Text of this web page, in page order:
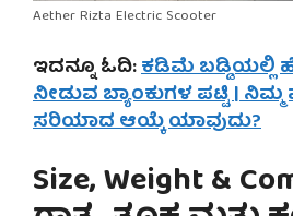
Aether Rizta Electric Scooter
ಇದನ್ನೂ ಓದಿ:ಕಡಿಮೆ
ನೀಡುವ ಬ್ಯಾಂಕುಗಳ ಪಟ್ಟಿ |
ಸರಿಯಾದ ಆಯ್ಕೆ ಯಾವುದು?
Size, Weight &